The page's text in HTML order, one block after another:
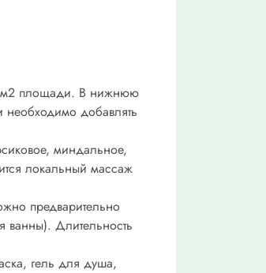
м2 площади. В нижнюю
необходимо добавлять
миндальное,
локальный массаж
предварительно
ванны). Длительность
гель для душа,